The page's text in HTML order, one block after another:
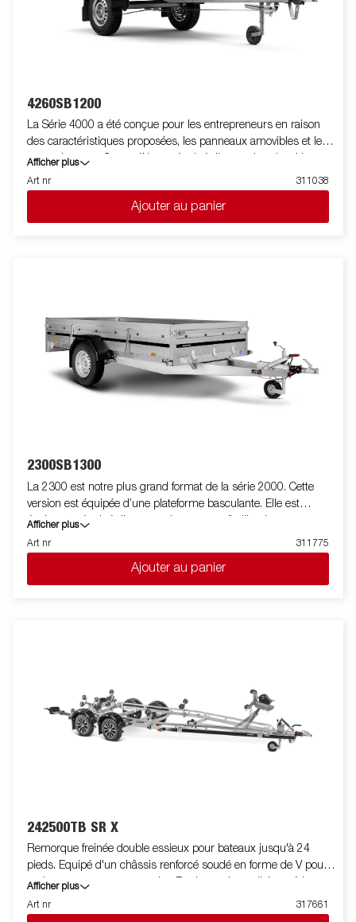
4260SB1200
La Série 4000 a été conçue pour les entrepreneurs en raison
des caractéristiques proposées, les panneaux amovibles et les
roues dessous. Ce modèle est équipé d'un seul essieu. Un
profilé en acier renforcé autour du plancher de chargement le
protège lors de l'utilisation d'un chariot élévateur. Les points
d'arrimage positionnés sur ce profilé acier vous permettent
d'accéder facilement à votre chargement et à le sécuriser . Tous
Afficher plus
Art nr
311038
Ajouter au panier
2300SB1300
La 2300 est notre plus grand format de la série 2000. Cette
version est équipée d’une plateforme basculante. Elle est
également équipé d'un amortisseur pour faciliter la
manipulation de la plateforme et freiner le basculement.. Le
panneau arrière renforcé facilite le chargement des motos, des
tondeuses à gazon ou des déchets de jardin. La remorque est
dotée de panneaux latéraux renforcés de 40 cm de haut pour
Comme toujours, Brenderup propose une large gamme
d’accessoires pour ses remorques. Les images sont fournies à
titre indicatif uniquement et peuvent illustrer des équipements
optionnels.
Afficher plus
Art nr
311775
Ajouter au panier
242500TB SR X
Remorque freinée double essieux pour bateaux jusqu'à 24
pieds. Equipé d'un châssis renforcé soudé en forme de V pour
un bon comportement routier. Rouleaux de qualité supérieure
pour diminuer les contraintes sur la coque du bateau. Berceau
arrière renforcé et inclinable, doté de rouleaux de quille
Afficher plus
Art nr
317661